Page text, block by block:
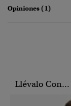
Opiniones (1)
Llévalo Con...